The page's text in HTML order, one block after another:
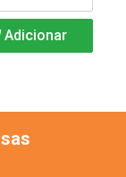
Adicionar